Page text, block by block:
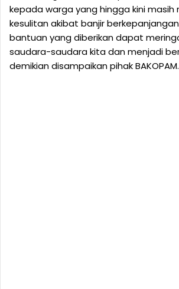
kepada warga yang hingga kini masih
kesulitan akibat banjir
bantuan yang diberikan dapat
saudara-saudara kita dan menjadi
demikian disampaikan pihak BAKOPAM.